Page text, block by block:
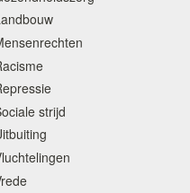
strijd